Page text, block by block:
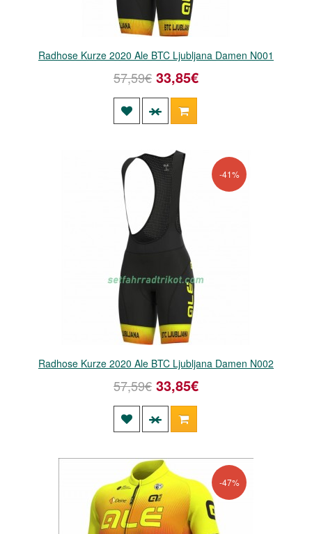
Radhose Kurze 2020 Ale BTC Ljubljana Damen N001
57,59€ 33,85€
-41%
Radhose Kurze 2020 Ale BTC Ljubljana Damen N002
57,59€ 33,85€
-47%